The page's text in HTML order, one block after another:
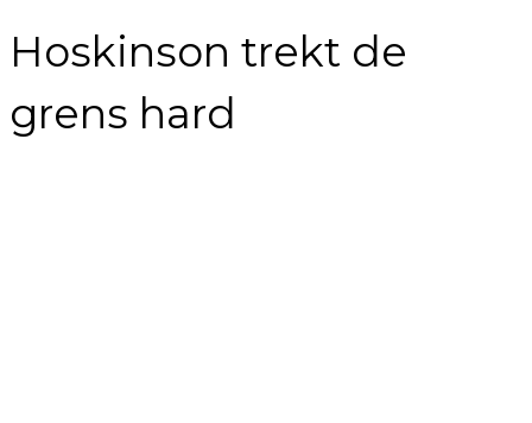
Hoskinson trekt de
grens hard